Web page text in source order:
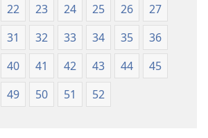
22 23 24 25 26
27
31 32 33 34 35
36
40 41 42 43 44
45
49 50 51 52